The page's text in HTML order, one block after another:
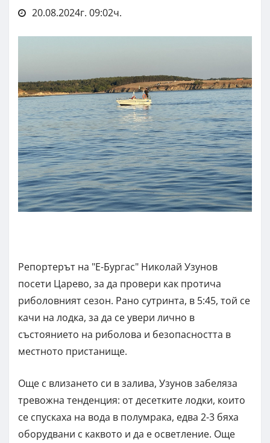
20.08.2024г. 09:02ч.
Репортерът на "Е-Бургас" Николай Узунов
посети Царево, за да провери как протича
риболовният сезон. Рано сутринта, в 5:45, той се
качи на лодка, за да се увери лично в
състоянието на риболова и безопасността в
местното пристанище.
Още с влизането си в залива, Узунов забеляза
тревожна тенденция: от десетките лодки, които
се спускаха на вода в полумрака, едва 2-3 бяха
оборудвани с каквото и да е осветление. Още